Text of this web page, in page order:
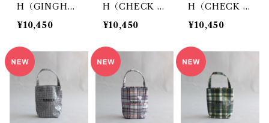
H（GINGHA
M SMALL BL
ACK ）/ TEM
BEA
¥10,450
H（CHECK N
AVY ）/ TEM
BEA
¥10,450
H（CHECK G
REEN）/ TE
MBEA
¥10,450